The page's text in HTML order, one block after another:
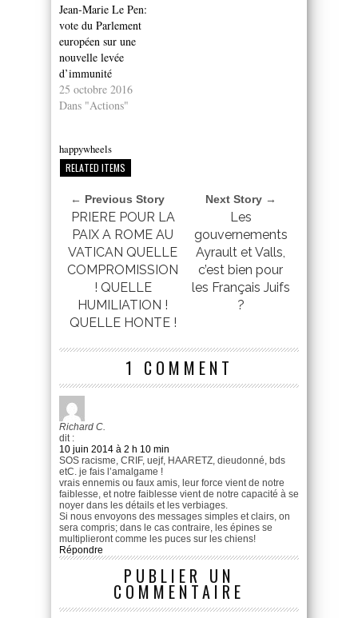
Jean-Marie Le Pen:
vote du Parlement
européen sur une
nouvelle levée
d’immunité
25 octobre 2016
Dans "Actions"
happywheels
RELATED ITEMS
← Previous Story
PRIERE POUR LA
PAIX A ROME AU
VATICAN QUELLE
COMPROMISSION
! QUELLE
HUMILIATION !
QUELLE HONTE !
Next Story →
Les
gouvernements
Ayrault et Valls,
c’est bien pour
les Français Juifs
?
1 COMMENT
Richard C.
dit :
10 juin 2014 à 2 h 10 min
SOS racisme, CRIF, uejf, HAARETZ, dieudonné, bds
etC. je fais l’amalgame !
vrais ennemis ou faux amis, leur force vient de notre
faiblesse, et notre faiblesse vient de notre capacité à se
noyer dans les détails et les verbiages.
Si nous envoyons des messages simples et clairs, on
sera compris; dans le cas contraire, les épines se
multiplieront comme les puces sur les chiens!
Répondre
PUBLIER UN
COMMENTAIRE